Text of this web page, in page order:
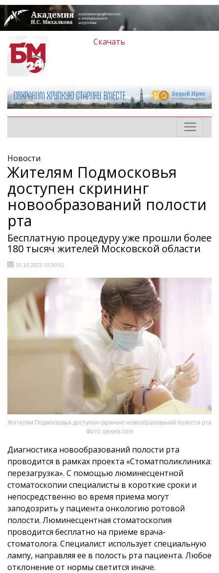
Скачать
Новости
Жителям Подмосковья
доступен скрининг
новообразований полости
рта
Бесплатную процедуру уже прошли более
180 тысяч жителей Московской области
10.10.2023 10:30:51
Жителям Подмосковья доступен скрининг новообразований полости рта
Фото: pexels.com
Диагностика новообразований полости рта
проводится в рамках проекта «Стоматполиклиника:
перезагрузка». С помощью люминесцентной
стоматоскопии специалисты в короткие сроки и
непосредственно во время приема могут
заподозрить у пациента онкологию ротовой
полости. Люминесцентная стоматоскопия
проводится бесплатно на приеме врача-
стоматолога. Специалист использует специальную
лампу, направляя ее в полость рта пациента. Любое
отклонение от нормы светится иначе.